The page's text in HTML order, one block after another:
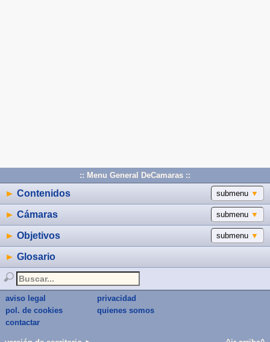
:: Menu General DeCamaras ::
submenu ▼
► Contenidos
submenu ▼
► Cámaras
submenu ▼
► Objetivos
► Glosario
aviso legal
privacidad
pol. de cookies
quienes somos
contactar